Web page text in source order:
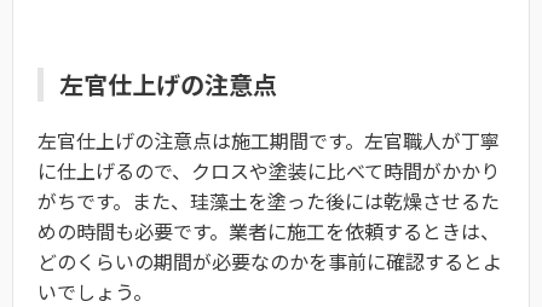
左官仕上げの注意点
左官仕上げの注意点は施工期間です。左官職人が丁寧
に仕上げるので、クロスや塗装に比べて時間がかかり
がちです。また、珪藻土を塗った後には乾燥させるた
めの時間も必要です。業者に施工を依頼するときは、
どのくらいの期間が必要なのかを事前に確認するとよ
いでしょう。